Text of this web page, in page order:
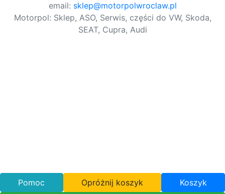
email: sklep@motorpolwroclaw.pl
Motorpol: Sklep, ASO, Serwis, części do VW, Skoda,
SEAT, Cupra, Audi
Pomoc Opróżnij koszyk Koszyk